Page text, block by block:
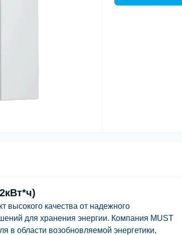
высокого качества от надежного
для хранения энергии. Компания MUST
в области возобновляемой энергетики,